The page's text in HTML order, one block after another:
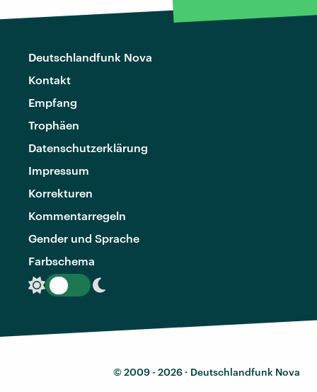
Deutschlandfunk Nova
Kontakt
Empfang
Trophäen
Datenschutzerklärung
Impressum
Korrekturen
Kommentarregeln
Gender und Sprache
Farbschema
© 2009 - 2026 · Deutschlandfunk Nova